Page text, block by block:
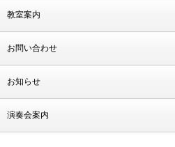
教室案内
お問い合わせ
お知らせ
演奏会案内